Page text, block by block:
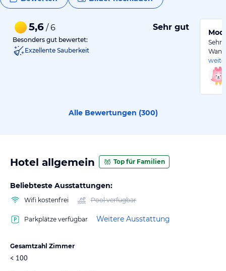
5,6 / 6 Sehr gut
Besonders gut bewertet:
Exzellente Sauberkeit
Sehr
Alle Bewertungen (300)
Hotel allgemein Top für Familien
Beliebteste Ausstattungen:
Wifi kostenfrei Pool verfügbar
Parkplätze verfügbar Weitere Ausstattung
Gesamtzahl Zimmer
< 100